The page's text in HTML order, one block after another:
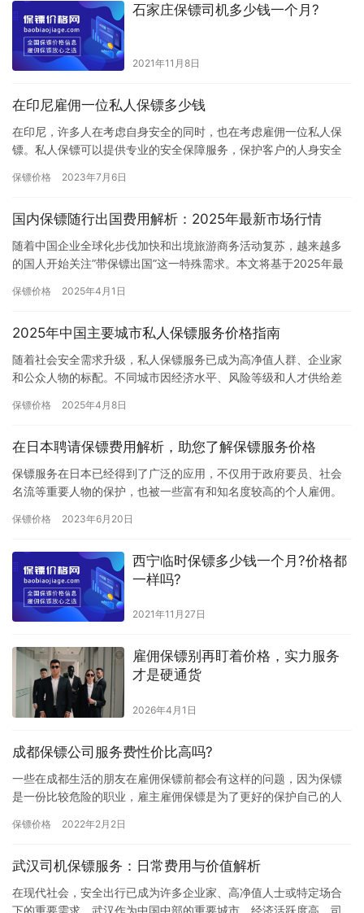
石家庄保镖司机多少钱一个月?
2021年11月8日
在印尼雇佣一位私人保镖多少钱
在印尼，许多人在考虑自身安全的同时，也在考虑雇佣一位私人保
镖。私人保镖可以提供专业的安全保障服务，保护客户的人身安全
下面将…
保镖价格 2023年7月6日
国内保镖随行出国费用解析：2025年最新市场行情
随着中国企业全球化步伐加快和出境旅游商务活动复苏，越来越多
的国人开始关注”带保镖出国”这一特殊需求。本文将基于2025年最
保镖价格 2025年4月1日
2025年中国主要城市私人保镖服务价格指南
随着社会安全需求升级，私人保镖服务已成为高净值人群、企业家
和公众人物的标配。不同城市因经济水平、风险等级和人才供给差
整…
保镖价格 2025年4月8日
在日本聘请保镖费用解析，助您了解保镖服务价格
保镖服务在日本已经得到了广泛的应用，不仅用于政府要员、社会
名流等重要人物的保护，也被一些富有和知名度较高的个人雇佣。
影响…
保镖价格 2023年6月20日
西宁临时保镖多少钱一个月?价格都
一样吗?
2021年11月27日
雇佣保镖别再盯着价格，实力服务
才是硬通货
2026年4月1日
成都保镖公司服务费性价比高吗?
一些在成都生活的朋友在雇佣保镖前都会有这样的问题，因为保镖
是一份比较危险的职业，雇主雇佣保镖是为了更好的保护自己的人
费性价…
保镖价格 2022年2月2日
武汉司机保镖服务：日常费用与价值解析
在现代社会，安全出行已成为许多企业家、高净值人士或特定场合
下的重要需求。武汉作为中国中部的重要城市，经济活跃度高，司